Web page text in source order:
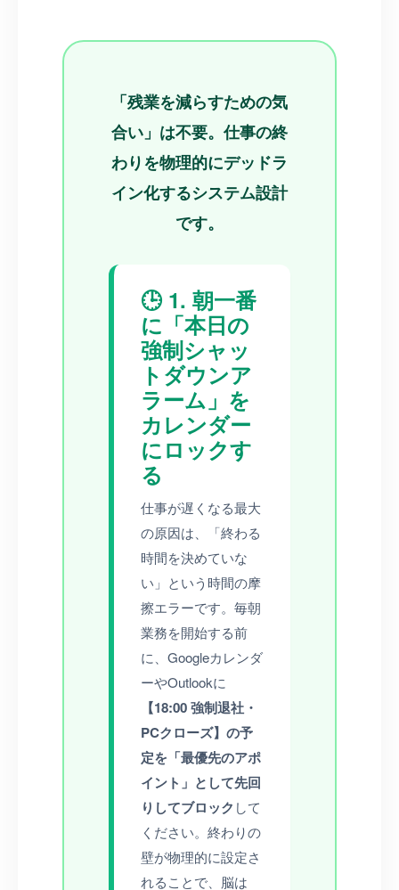
「残業を減らすための気
合い」は不要。仕事の終
わりを物理的にデッドラ
イン化するシステム設計
です。
🕒 1. 朝一番
に「本日の
強制シャッ
トダウンア
ラーム」を
カレンダー
にロックす
る
仕事が遅くなる最大
の原因は、「終わる
時間を決めていな
い」という時間の摩
擦エラーです。毎朝
業務を開始する前
に、Googleカレンダ
ーやOutlookに
【18:00 強制退社・
PCクローズ】の予
定を「最優先のアポ
イント」として先回
りしてブロック して
ください。終わりの
壁が物理的に設定さ
れることで、脳は